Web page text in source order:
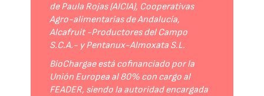
de Paula Rojas (AICIA), Cooperativas
Agro-alimentarias de Andalucía,
Alcafruit -Productores del Campo
S.C.A.- y Pentanux-Almoxata S.L.
BioChargae está cofinanciado por la
Unión Europea al 80% con cargo al
FEADER, siendo la autoridad encargada